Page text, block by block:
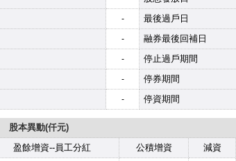
- 最後過戶日
- 融券最後回補日
- 停止過戶期間
- 停券期間
- 停資期間
股本異動(仟元)
盈餘增資--員工分紅 公積增資 減資